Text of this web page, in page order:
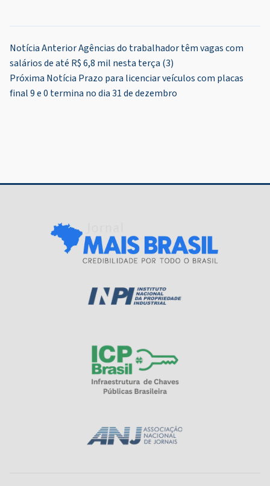
Navegação
de
Post
Notícia AnteriorAgências do trabalhador têm vagas com
salários de até R$ 6,8 mil nesta terça (3)
Próxima Notícia Prazo para licenciar veículos com placas
final 9 e 0 termina no dia 31 de dezembro